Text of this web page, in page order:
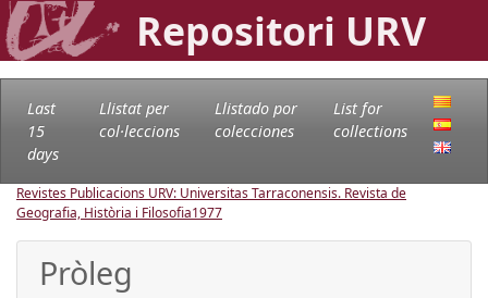
Repositori URV
Last
15
days
Llistat per
col·leccions
Llistado por
colecciones
List for
collections
Revistes Publicacions URV: Universitas Tarraconensis. Revista de
Geografia, Història i Filosofia1977
Pròleg